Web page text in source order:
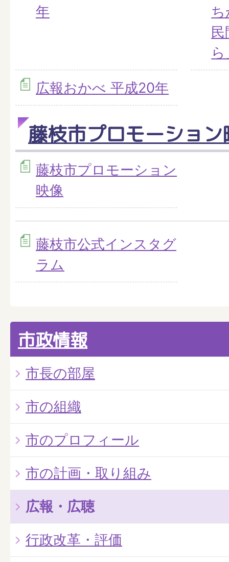
年
広報おかべ 平成20年
藤枝市プロモーション
藤枝市プロモーション
映像
藤枝市公式インスタグ
ラム
市政情報
市長の部屋
市の組織
市のプロフィール
市の計画・取り組み
広報・広聴
行政改革・評価